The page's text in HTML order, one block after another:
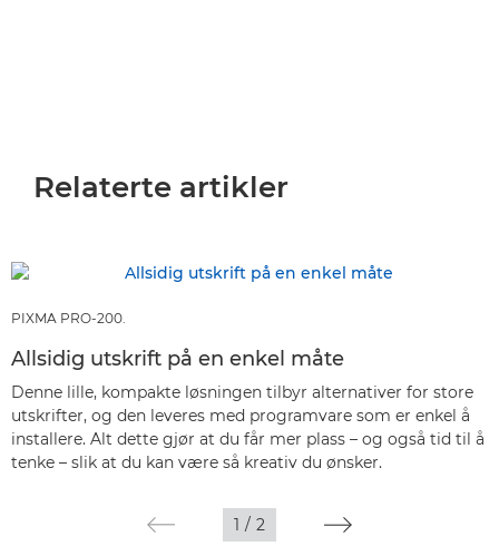
Relaterte artikler
PIXMA PRO-200.
Allsidig utskrift på en enkel måte
Denne lille, kompakte løsningen tilbyr alternativer for store
utskrifter, og den leveres med programvare som er enkel å
installere. Alt dette gjør at du får mer plass – og også tid til å
tenke – slik at du kan være så kreativ du ønsker.
1 / 2